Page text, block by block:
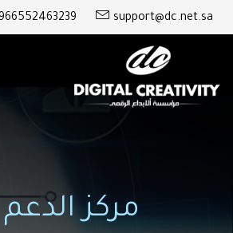
support@dc.net.sa
مركز